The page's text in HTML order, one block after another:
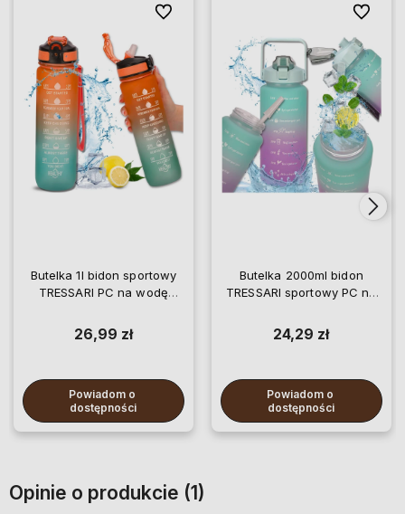
Butelka 1l bidon sportowy
TRESSARI PC na wodę
26,99 zł
Powiadom o
dostępności
Do ulubionych
Butelka 2000ml bidon
TRESSARI sportowy PC na
24,29 zł
Powiadom o
dostępności
Do
Opinie o produkcie (1)